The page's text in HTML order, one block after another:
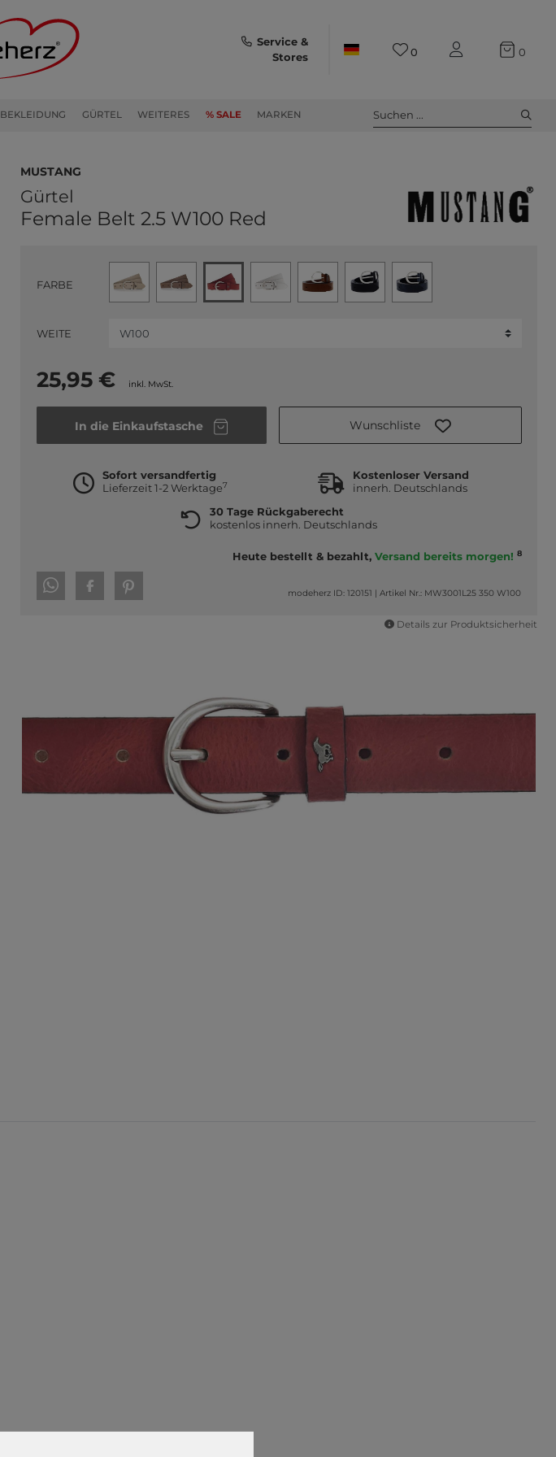
BEKLEIDUNG GÜRTEL WEITERES % SALE MARKEN
Service &
Stores
0 0
Suchen ...
MUSTANG
Gürtel
Female Belt 2.5 W100 Red
FARBE
WEITE
25,95 € inkl. MwSt.
In die Einkaufstasche Wunschliste
Sofort versandfertig
Lieferzeit 1-2 Werktage7
Kostenloser Versand
innerh. Deutschlands
30 Tage Rückgaberecht
kostenlos innerh. Deutschlands
Heute bestellt & bezahlt, Versand bereits morgen! 8
modeherz ID: 120151 |Artikel Nr.: MW3001L25 350 W100
Details zur Produktsicherheit